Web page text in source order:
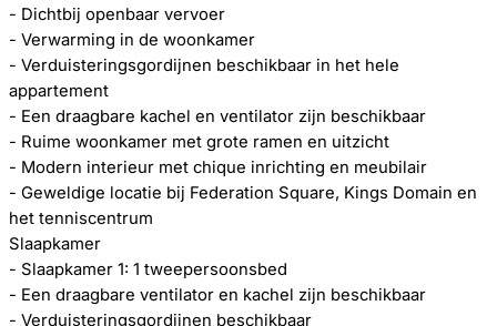
- Dichtbij openbaar vervoer
- Verwarming in de woonkamer
- Verduisteringsgordijnen beschikbaar in het hele
appartement
- Een draagbare kachel en ventilator zijn beschikbaar
- Ruime woonkamer met grote ramen en uitzicht
- Modern interieur met chique inrichting en meubilair
- Geweldige locatie bij Federation Square, Kings Domain en
het tenniscentrum
Slaapkamer
- Slaapkamer 1: 1 tweepersoonsbed
- Een draagbare ventilator en kachel zijn beschikbaar
- Verduisteringsgordijnen beschikbaar